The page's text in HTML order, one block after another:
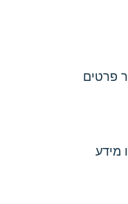
פרטים
מידע